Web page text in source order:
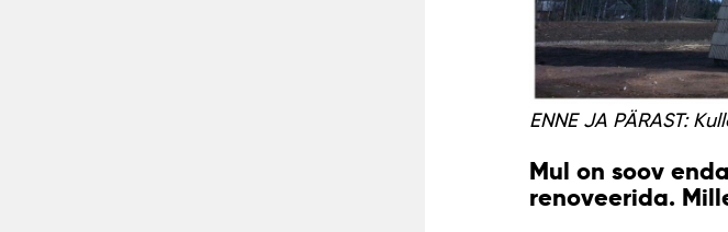
ENNE JA PÄRAST:
Mul on soov
renoveerida.